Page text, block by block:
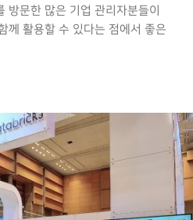
방문한 많은 기업 관리자분들이
께 활용할 수 있다는 점에서 좋은